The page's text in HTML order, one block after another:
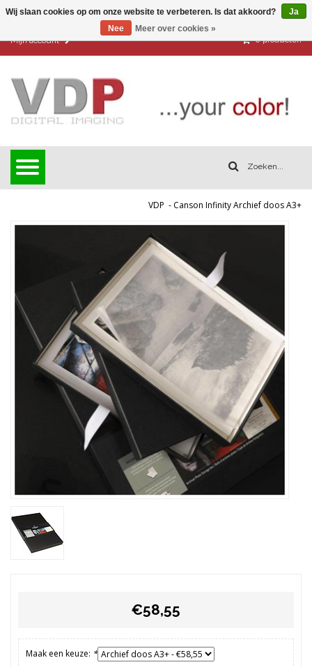
Mijn account 0 producten
VDP - Canson Infinity Archief doos A3+
€58,55
Maak een keuze: *
Wij slaan cookies op om onze website te verbeteren. Is dat akkoord?
Ja
Nee
Meer over cookies »